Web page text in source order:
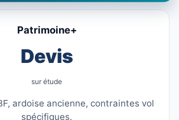
Patrimoine+
Devis
sur étude
ardoise ancienne, contraintes vol
spécifiques.